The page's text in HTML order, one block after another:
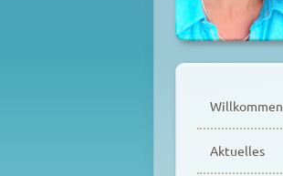
Inhalt
springen
Willkommen
Aktuelles